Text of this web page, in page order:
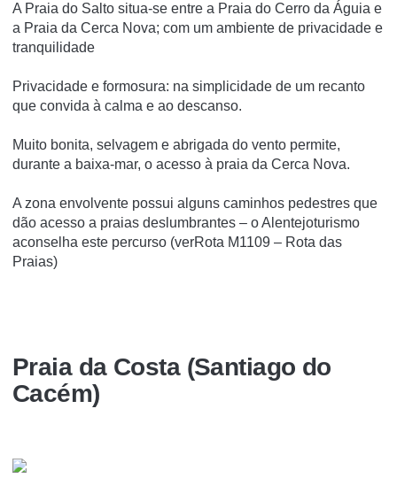
A Praia do Salto situa-se entre a Praia do Cerro da Águia e
a Praia da Cerca Nova; com um ambiente de privacidade e
tranquilidade
Privacidade e formosura: na simplicidade de um recanto
que convida à calma e ao descanso.
Muito bonita, selvagem e abrigada do vento permite,
durante a baixa-mar, o acesso à praia da Cerca Nova.
A zona envolvente possui alguns caminhos pedestres que
dão acesso a praias deslumbrantes – o Alentejoturismo
aconselha este percurso (verRota M1109 – Rota das
Praias)
Praia da Costa (Santiago do
Cacém)